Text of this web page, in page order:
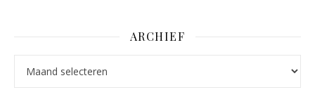
ARCHIEF